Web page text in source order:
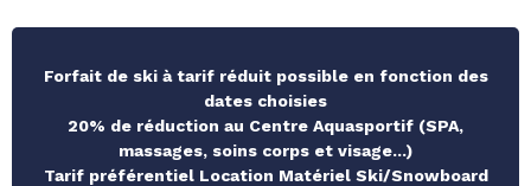
Forfait de ski à tarif réduit possible en fonction des
dates choisies
20% de réduction au Centre Aquasportif (SPA,
massages, soins corps et visage...)
Tarif préférentiel Location Matériel Ski/Snowboard